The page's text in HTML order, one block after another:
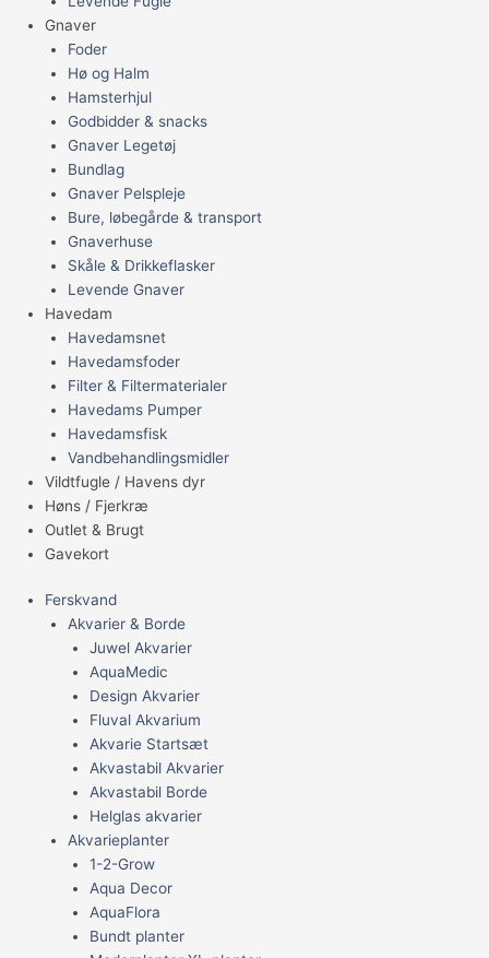
Gnaver
Foder
Hø og Halm
Hamsterhjul
Godbidder & snacks
Gnaver Legetøj
Bundlag
Gnaver Pelspleje
Bure, løbegårde & transport
Gnaverhuse
Skåle & Drikkeflasker
Levende Gnaver
Havedam
Havedamsnet
Havedamsfoder
Filter & Filtermaterialer
Havedams Pumper
Havedamsfisk
Vandbehandlingsmidler
Vildtfugle / Havens dyr
Høns / Fjerkræ
Outlet & Brugt
Gavekort
Ferskvand
Akvarier & Borde
Juwel Akvarier
AquaMedic
Design Akvarier
Fluval Akvarium
Akvarie Startsæt
Akvastabil Akvarier
Akvastabil Borde
Helglas akvarier
Akvarieplanter
1-2-Grow
Aqua Decor
AquaFlora
Bundt planter